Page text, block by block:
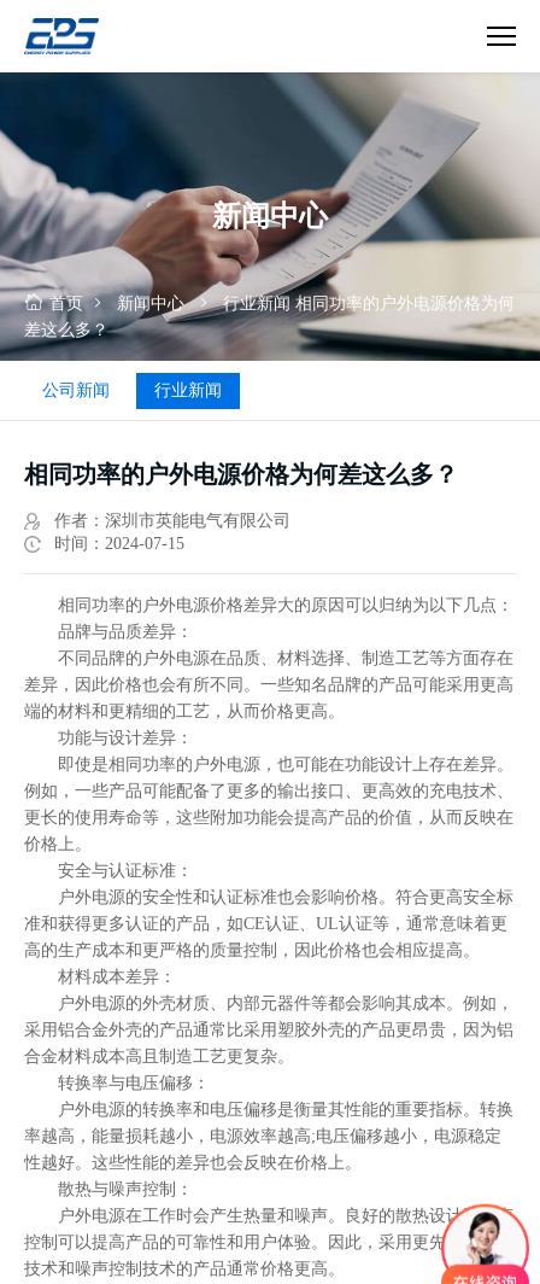
镀
电
源
新闻中心
首页 新闻中心 行业新闻 相同功率的户外电源价格为何
差这么多？
公司新闻 行业新闻
相同功率的户外电源价格为何差这么多？
作者：深圳市英能电气有限公司
时间：2024-07-15
相同功率的户外电源价格差异大的原因可以归纳为以下几点：
品牌与品质差异：
不同品牌的户外电源在品质、材料选择、制造工艺等方面存在
差异，因此价格也会有所不同。一些知名品牌的产品可能采用更高
端的材料和更精细的工艺，从而价格更高。
功能与设计差异：
即使是相同功率的户外电源，也可能在功能设计上存在差异。
例如，一些产品可能配备了更多的输出接口、更高效的充电技术、
更长的使用寿命等，这些附加功能会提高产品的价值，从而反映在
价格上。
安全与认证标准：
户外电源的安全性和认证标准也会影响价格。符合更高安全标
准和获得更多认证的产品，如CE认证、UL认证等，通常意味着更
高的生产成本和更严格的质量控制，因此价格也会相应提高。
材料成本差异：
户外电源的外壳材质、内部元器件等都会影响其成本。例如，
采用铝合金外壳的产品通常比采用塑胶外壳的产品更昂贵，因为铝
合金材料成本高且制造工艺更复杂。
转换率与电压偏移：
户外电源的转换率和电压偏移是衡量其性能的重要指标。转换
率越高，能量损耗越小，电源效率越高;电压偏移越小，电源稳定
性越好。这些性能的差异也会反映在价格上。
散热与噪声控制：
户外电源在工作时会产生热量和噪声。良好的散热设计和噪声
控制可以提高产品的可靠性和用户体验。因此，采用更先进的散热
技术和噪声控制技术的产品通常价格更高。